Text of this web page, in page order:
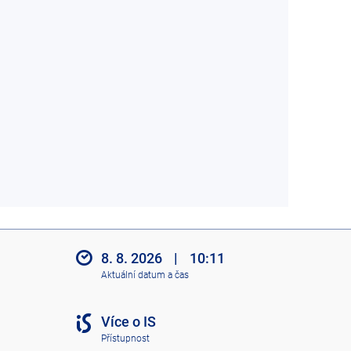
8. 8. 2026 | 10:11
Aktuální datum a čas
Více o IS
Přístupnost